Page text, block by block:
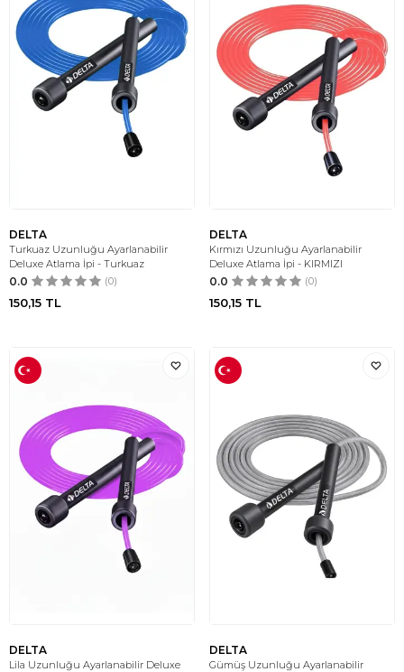
DELTA
Turkuaz Uzunluğu Ayarlanabilir
Deluxe Atlama İpi - Turkuaz
0.0 (0)
150,15 TL
DELTA
Kırmızı Uzunluğu Ayarlanabilir
Deluxe Atlama İpi - KIRMIZI
0.0 (0)
150,15 TL
DELTA
Lila Uzunluğu Ayarlanabilir Deluxe
DELTA
Gümüş Uzunluğu Ayarlanabilir